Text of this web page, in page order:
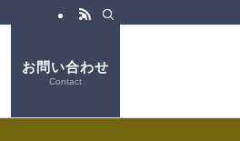
お問い合わせ
Contact